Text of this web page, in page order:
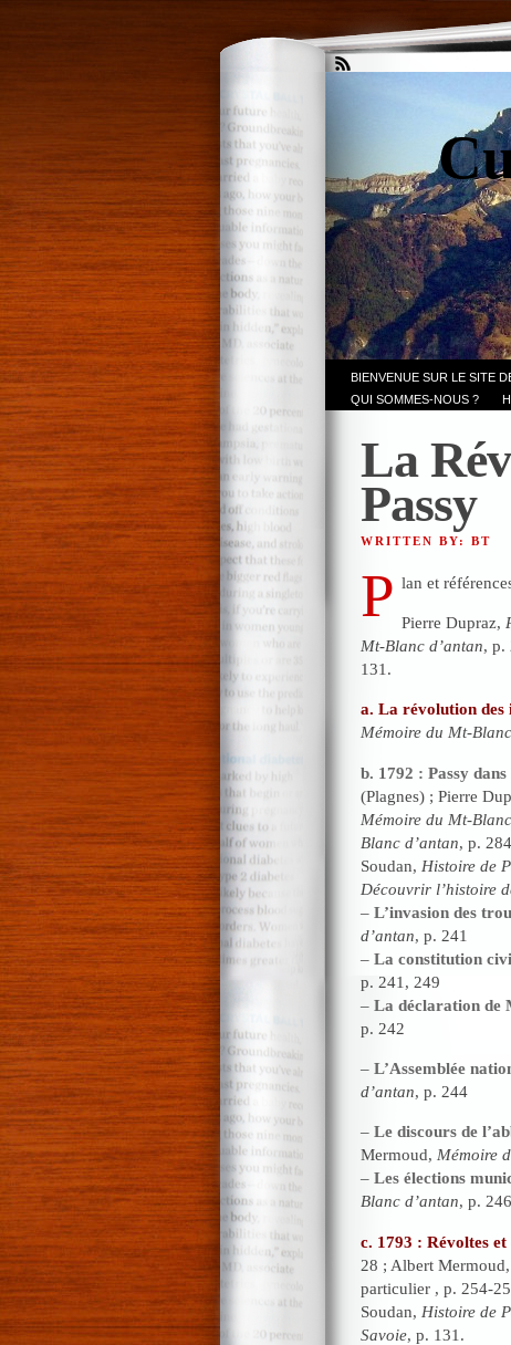
BIENVENUE SUR LE SITE
QUI SOMMES-NOUS ?
La
Passy
WRITTEN BY: BT
P lan et
Pierre Dupraz,
Mt-Blanc d’antan, p.
131.
a. La révolution des
Mémoire du Mt-
b. 1792 : Passy
(Plagnes) ; Pierre
Mémoire du Mt-
Blanc d’antan, p.
Soudan, Histoire de
Découvrir l’histoire
– L’invasion des
d’antan, p. 241
– La constitution
p. 241, 249
– La déclaration de
p. 242
– L’Assemblée
d’antan, p. 244
– Le discours de
Mermoud, Mémoire
– Les élections
Blanc d’antan, p.
c. 1793 : Révoltes
28 ; Albert Mermoud,
particulier , p. 254-
Soudan, Histoire de
Savoie, p. 131.